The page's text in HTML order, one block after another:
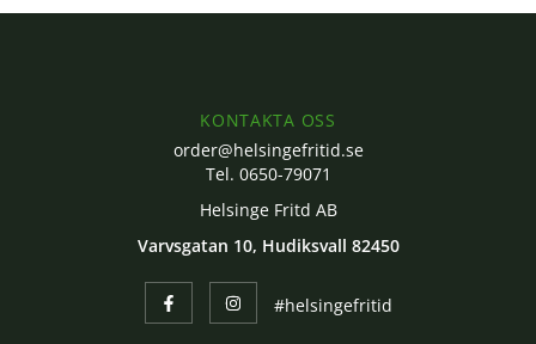
KONTAKTA OSS
order@helsingefritid.se
Tel. 0650-79071
Helsinge Fritd AB
Varvsgatan 10, Hudiksvall 82450
#helsingefritid